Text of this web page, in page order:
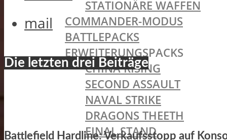
STATIONÄRE WAFFEN
COMMANDER-MODUS
BATTLEPACKS
ERWEITERUNGSPACKS
CHINA RISING
SECOND ASSAULT
NAVAL STRIKE
DRAGONS THEETH
FINAL STAND
mail
Die letzten drei Beiträge
Battlefield Hardline: Verkaufsstopp auf